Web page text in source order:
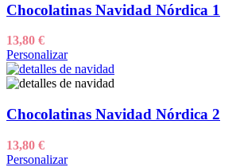
Chocolatinas Navidad Nórdica 1
13,80 €
Personalizar
Chocolatinas Navidad Nórdica 2
13,80 €
Personalizar